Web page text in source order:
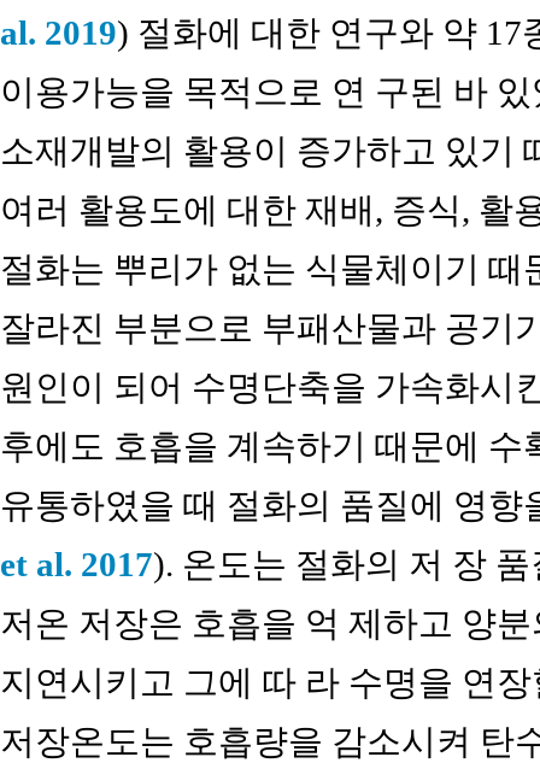
al. 2019) 절화에 대한 연구와 약
이용가능을 목적으로 연 구된 바
소재개발의 활용이 증가하고 있기
여러 활용도에 대한 재배, 증식, 활
절화는 뿌리가 없는 식물체이기
잘라진 부분으로 부패산물과 공기
원인이 되어 수명단축을 가속화시
후에도 호흡을 계속하기 때문에 수
유통하였을 때 절화의 품질에 영
et al. 2017). 온도는 절화의 저 장
저온 저장은 호흡을 억 제하고 양
지연시키고 그에 따 라 수명을 연
저장온도는 호흡량을 감소시켜 탄